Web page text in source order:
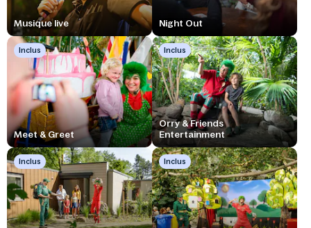
Musique live Night Out
Inclus
Meet & Greet
Inclus
Orry & Friends
Entertainment
Inclus Inclus